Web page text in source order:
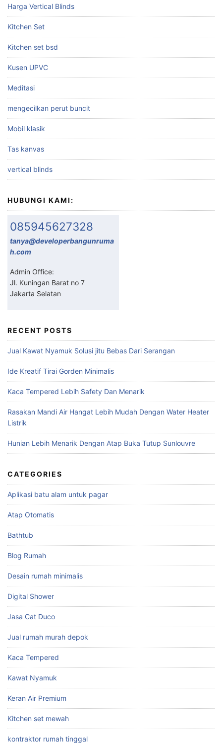
Harga Vertical Blinds
Kitchen Set
Kitchen set bsd
Kusen UPVC
Meditasi
mengecilkan perut buncit
Mobil klasik
Tas kanvas
vertical blinds
HUBUNGI KAMI:
085945627328
tanya@developerbangunruma
h.com
Admin Office:
Jl. Kuningan Barat no 7
Jakarta Selatan
RECENT POSTS
Jual Kawat Nyamuk Solusi jitu Bebas Dari Serangan
Ide Kreatif Tirai Gorden Minimalis
Kaca Tempered Lebih Safety Dan Menarik
Rasakan Mandi Air Hangat Lebih Mudah Dengan Water Heater
Listrik
Hunian Lebih Menarik Dengan Atap Buka Tutup Sunlouvre
CATEGORIES
Aplikasi batu alam untuk pagar
Atap Otomatis
Bathtub
Blog Rumah
Desain rumah minimalis
Digital Shower
Jasa Cat Duco
Jual rumah murah depok
Kaca Tempered
Kawat Nyamuk
Keran Air Premium
Kitchen set mewah
kontraktor rumah tinggal